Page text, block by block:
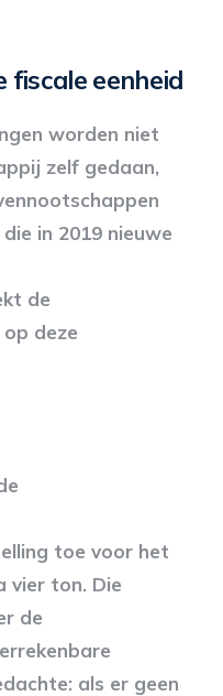
fiscale eenheid
worden niet
zelf gedaan,
in 2019 nieuwe
de
deze
toe voor het
vier ton. Die
de
als er geen